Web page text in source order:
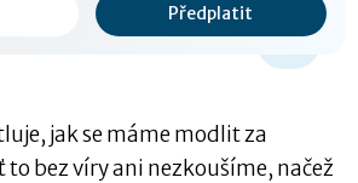
Předplatit
0:00 / 0:00
jak se máme modlit za
bez víry ani nezkoušíme, načež